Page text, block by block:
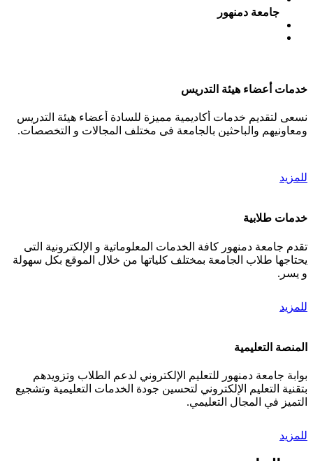
جامعة دمنهور
خدمات أعضاء هيئة التدريس
نسعى لتقديم خدمات أكاديمية مميزة للسادة أعضاء هيئة التدريس
ومعاونيهم والباحثين بالجامعة فى مختلف المجالات و التخصصات.
للمزيد
خدمات طلابية
تقدم جامعة دمنهور كافة الخدمات المعلوماتية و الإلكترونية التى
يحتاجها طلاب الجامعة بمختلف كلياتها من خلال الموقع بكل سهولة
و يسر.
للمزيد
المنصة التعليمية
بوابة جامعة دمنهور للتعليم الإلكتروني لدعم الطلاب وتزويدهم
بتقنية التعليم الإلكتروني لتحسين جودة الخدمات التعليمية وتشجيع
التميز في المجال التعليمي.
للمزيد